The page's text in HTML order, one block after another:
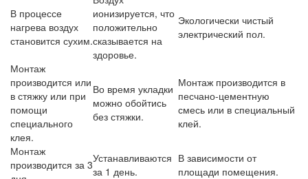
В процессе
нагрева воздух
становится сухим.
ионизируется, что
положительно
сказывается на
здоровье.
Экологически чистый
электрический пол.
Монтаж
производится или
в стяжку или при
помощи
специального
клея.
Во время укладки
можно обойтись
без стяжки.
Монтаж производится в
песчано-цементную
смесь или в специальный
клей.
Монтаж
производится за 3Устанавливаются
за 1 день.
В зависимости от
площади помещения.